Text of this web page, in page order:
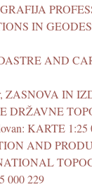
IN
AND
ZASNOVA IN
DRŽAVNE
KARTE 1:25
AND
000 229